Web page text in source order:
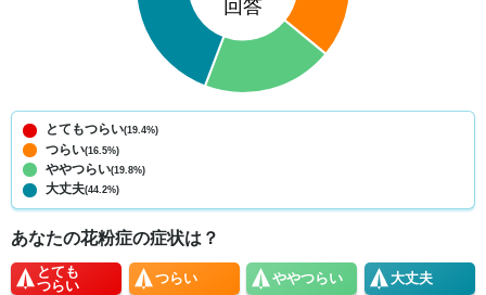
とてもつらい(19.4%)
つらい(16.5%)
ややつらい(19.8%)
大丈夫(44.2%)
あなたの花粉症の症状は？
とても
つらい
つらい ややつらい 大丈夫